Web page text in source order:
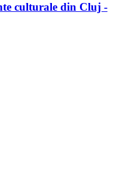
culturale din Cluj -